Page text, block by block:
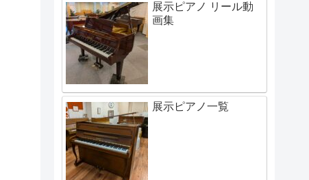
展示ピアノ リール動
画集
展示ピアノ一覧